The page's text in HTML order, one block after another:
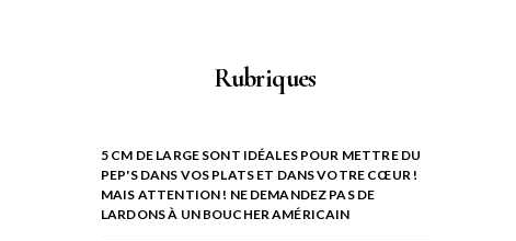
Rubriques
5 CM DE LARGE SONT IDÉALES POUR METTRE DU
PEP'S DANS VOS PLATS ET DANS VOTRE CŒUR !
MAIS ATTENTION ! NE DEMANDEZ PAS DE
LARDONS À UN BOUCHER AMÉRICAIN